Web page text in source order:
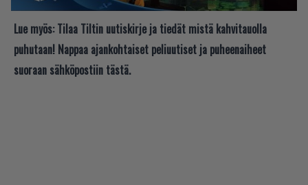
Lue myös: Tilaa Tiltin uutiskirje ja tiedät mistä kahvitauolla
puhutaan! Nappaa ajankohtaiset peliuutiset ja puheenaiheet
suoraan sähköpostiin tästä.